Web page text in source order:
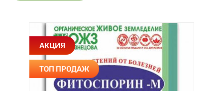
АКЦИЯ
ТОП ПРОДАЖ